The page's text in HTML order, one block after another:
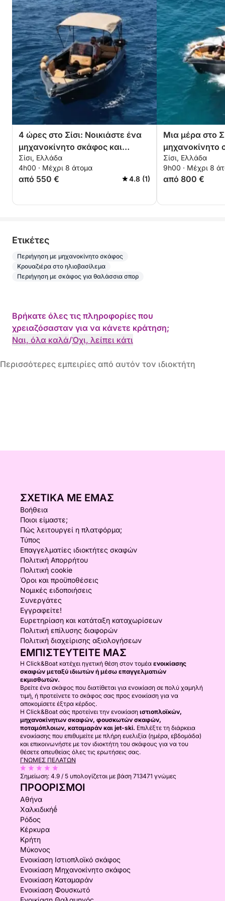
ηλιοβασίλεμα—χαλαρώστε, εξερευνήστε και δείτε
την διαχρονική ομορφιά της Ντία λουσμένη στο
χρυσό φως!
4 ώρες στο Σίσι: Νοικιάστε ένα
μηχανοκίνητο σκάφος και
απολαύστε
Σίσι, Ελλάδα
4h00 · Μέχρι 8 άτομα
από 550 € 4.8 (1)
Μια μέρα στο
μηχανοκίνητο
Σίσι, Ελλάδα
9h00 · Μέχρι 8
από 800 €
Eτικέτες
Περιήγηση με μηχανοκίνητο σκάφος
Κρουαζιέρα στο ηλιοβασίλεμα
Περιήγηση με σκάφος για θαλάσσια σπορ
Βρήκατε όλες τις πληροφορίες που
χρειαζόσασταν για να κάνετε κράτηση;
Ναι, όλα καλά/Όχι, λείπει κάτι
Περισσότερες εμπειρίες από αυτόν τον ιδιοκτήτη
ΣΧΕΤΙΚΆ ΜΕ ΕΜΆΣ
Βοήθεια
Ποιοι είμαστε;
Πώς λειτουργεί η πλατφόρμα;
Τύπος
Επαγγελματίες ιδιοκτήτες σκαφών
Πολιτική Απορρήτου
Πολιτική cookie
Όροι και προϋποθέσεις
Νομικές ειδοποιήσεις
Συνεργάτες
Εγγραφείτε!
Ευρετηρίαση και κατάταξη καταχωρίσεων
Πολιτική επίλυσης διαφορών
Πολιτική διαχείρισης αξιολογήσεων
ΕΜΠΙΣΤΕΥΤΕΊΤΕ ΜΑΣ
Η Click&Boat κατέχει ηγετική θέση στον τομέα ενοικίασης
σκαφών μεταξύ ιδιωτών ή μέσω επαγγελματιών
εκμισθωτών.
Βρείτε ένα σκάφος που διατίθεται για ενοικίαση σε πολύ χαμηλή
τιμή, ή προτείνετε το σκάφος σας προς ενοικίαση για να
αποκομίσετε έξτρα κέρδος.
Η Click&Boat σάς προτείνει την ενοικίαση ιστιοπλοϊκών,
μηχανοκίνητων σκαφών, φουσκωτών σκαφών,
ποταμόπλοιων, καταμαράν και jet-ski. Επιλέξτε τη διάρκεια
ενοικίασης που επιθυμείτε με πλήρη ευελιξία (ημέρα, εβδομάδα)
και επικοινωνήστε με τον ιδιοκτήτη του σκάφους για να του
θέσετε απευθείας όλες τις ερωτήσεις σας.
ΓΝΏΜΕΣ ΠΕΛΑΤΏΝ
Σημείωση: 4.9 / 5 υπολογίζεται με βάση 713471 γνώμες
ΠΡΟΟΡΙΣΜΟΊ
Αθήνα
Χαλκιδικήḗ
Ρόδος
Κέρκυρα
Κρήτη
Μύκονος
Ενοικίαση Ιστιοπλοϊκό σκάφος
Ενοικίαση Μηχανοκίνητο σκάφος
Ενοικίαση Καταμαράν
Ενοικίαση Φουσκωτό